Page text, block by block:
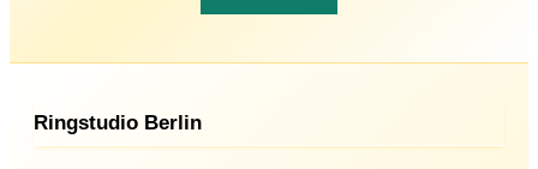
Ringstudio Berlin